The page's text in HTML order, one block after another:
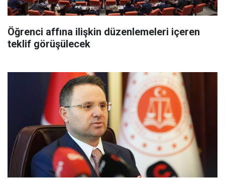
Öğrenci affına ilişkin düzenlemeleri içeren
teklif görüşülecek